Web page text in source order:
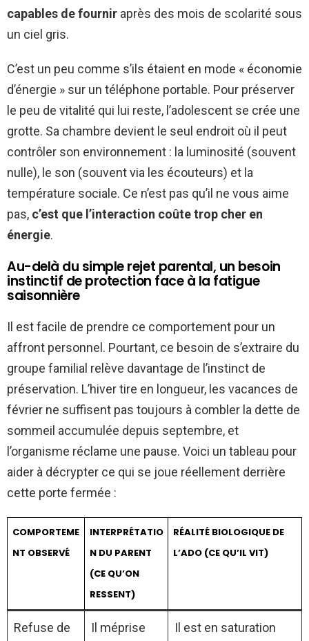
capables de fournir après des mois de scolarité sous
un ciel gris.
C’est un peu comme s’ils étaient en mode « économie
d’énergie » sur un téléphone portable. Pour préserver
le peu de vitalité qui lui reste, l’adolescent se crée une
grotte. Sa chambre devient le seul endroit où il peut
contrôler son environnement : la luminosité (souvent
nulle), le son (souvent via les écouteurs) et la
température sociale. Ce n’est pas qu’il ne vous aime
pas, c’est que l’interaction coûte trop cher en
énergie.
Au-delà du simple rejet parental, un besoin
instinctif de protection face à la fatigue
saisonnière
Il est facile de prendre ce comportement pour un
affront personnel. Pourtant, ce besoin de s’extraire du
groupe familial relève davantage de l’instinct de
préservation. L’hiver tire en longueur, les vacances de
février ne suffisent pas toujours à combler la dette de
sommeil accumulée depuis septembre, et
l’organisme réclame une pause. Voici un tableau pour
aider à décrypter ce qui se joue réellement derrière
cette porte fermée :
COMPORTEME
NT OBSERVÉ
INTERPRÉTATIO
N DU PARENT
(CE QU’ON
RESSENT)
RÉALITÉ BIOLOGIQUE DE
L’ADO (CE QU’IL VIT)
Refuse de
Il méprise
Il est en saturation